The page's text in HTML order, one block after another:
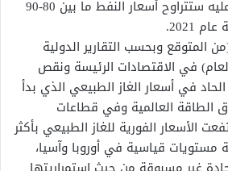
بنحو 2.5 مليون ب/ي، وعليه ستتراوح أسعار النفط ما بين 80-90
2021.
المتوقع وبحسب التقارير الدولية
في الاقتصادات الرئيسة ونقص
في أسعار الغاز الطبيعي الذي بدأ
الطاقة العالمية وفي قطاعات
الأسعار الفورية للغاز الطبيعي بأكثر
قياسية في أوروبا وآسيا،